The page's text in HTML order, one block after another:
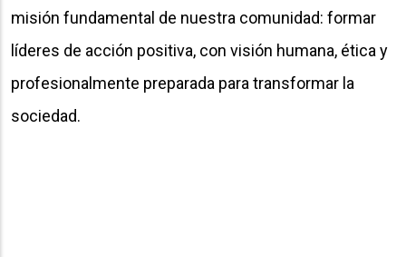
misión fundamental de nuestra comunidad: formar
líderes de acción positiva, con visión humana, ética y
profesionalmente preparada para transformar la
sociedad.